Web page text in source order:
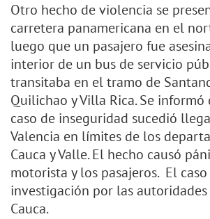
Otro hecho de violencia se
carretera panamericana en el
luego que un pasajero fue
interior de un bus de servicio
transitaba en el tramo de
Quilichao y Villa Rica. Se informó
caso de inseguridad sucedió
Valencia en límites de los
Cauca y Valle. El hecho causó
motorista y los pasajeros. El
investigación por las
Cauca.